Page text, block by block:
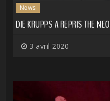
News
DIE KRUPPS A REPRIS THE
3 avril 2020